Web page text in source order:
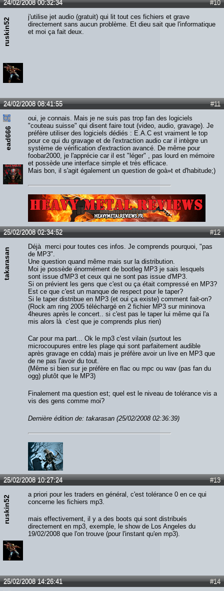
#10
24/02/2008 00:32:34
ruskin52
j'utilise jet audio (gratuit) qui lit tout ces fichiers et grave
directement sans aucun problème. Et dieu sait que l'informatique
et moi ça fait deux.
#11
24/02/2008 08:41:55
ead666
oui, je connais. Mais je ne suis pas trop fan des logiciels
"couteau suisse" qui disent faire tout (video, audio, gravage). Je
préfère utiliser des logiciels dédiés : E.A.C est vraiment le top
pour ce qui du gravage et de l'extraction audio car il intègre un
système de vérification d'extraction avancé. De même pour
foobar2000, je l'apprécie car il est "léger" , pas lourd en mémoire
et possède une interface simple et très efficace.
Mais bon, il s'agit également un question de goà»t et d'habitude;)
Lien :http://heavymetalreviews.fr/
#12
25/02/2008 02:34:52
takarasan
Déjà merci pour toutes ces infos. Je comprends pourquoi, "pas
de MP3".
Une question quand même mais sur la distribution.
Moi je possède énormément de bootleg MP3 je sais lesquels
sont issue d'MP3 et ceux qui ne sont pas issue d'MP3.
Si on prévient les gens que c'est ou ça était compressé en MP3?
Est ce que c'est un manque de respect pour le taper?
Si le taper distribue en MP3 (et oui ça existe) comment fait-on?
(Rock am ring 2005 téléchargé en 2 fichier MP3 sur mininova
4heures après le concert.. si c'est pas le taper lui même qui l'a
mis alors là c'est que je comprends plus rien)
Car pour ma part... Ok le mp3 c'est vilain (surtout les
microcoupures entre les plage qui sont parfaitement audible
après gravage en cdda) mais je préfère avoir un live en MP3 que
de ne pas l'avoir du tout.
(Même si bien sur je préfère en flac ou mpc ou wav (pas fan du
ogg) plutôt que le MP3)
Finalement ma question est; quel est le niveau de tolérance vis a
vis des gens comme moi?
Dernière édition de: takarasan (25/02/2008 02:36:39)
#13
25/02/2008 10:27:24
ruskin52
a priori pour les traders en général, c'est tolérance 0 en ce qui
concerne les fichiers mp3.
mais effectivement, il y a des boots qui sont distribués
directement en mp3, exemple, le show de Los Angeles du
19/02/2008 que l'on trouve (pour l'instant qu'en mp3).
#14
25/02/2008 14:26:41